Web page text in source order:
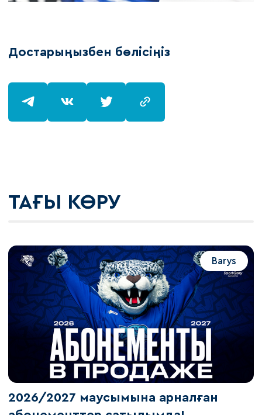
Достарыңызбен бөлісіңіз
ТАҒЫ КӨРУ
Barys
2026/2027 маусымына арналған